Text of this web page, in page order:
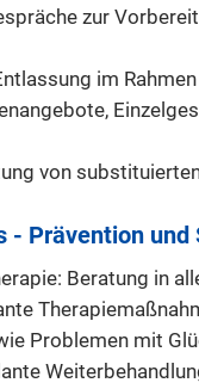
zur
im
von
- Prävention und
Beratung in
Problemen mit